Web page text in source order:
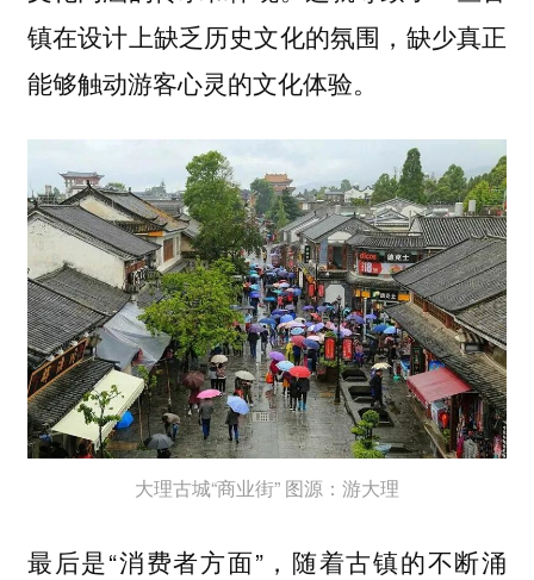
镇在设计上缺乏历史文化的氛围，缺少真正
能够触动游客心灵的文化体验。
大理古城“商业街” 图源：游大理
最后是“消费者方面”，随着古镇的不断涌